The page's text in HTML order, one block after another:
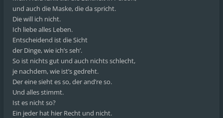
und auch die Maske, die da spricht.
Die will ich nicht.
Ich liebe alles Leben.
Entscheidend ist die Sicht
der Dinge, wie ich’s seh‘.
So ist nichts gut und auch nichts schlecht,
je nachdem, wie ist’s gedreht.
Der eine sieht es so, der and’re so.
Und alles stimmt.
Ist es nicht so?
Ein jeder hat hier Recht und nicht.